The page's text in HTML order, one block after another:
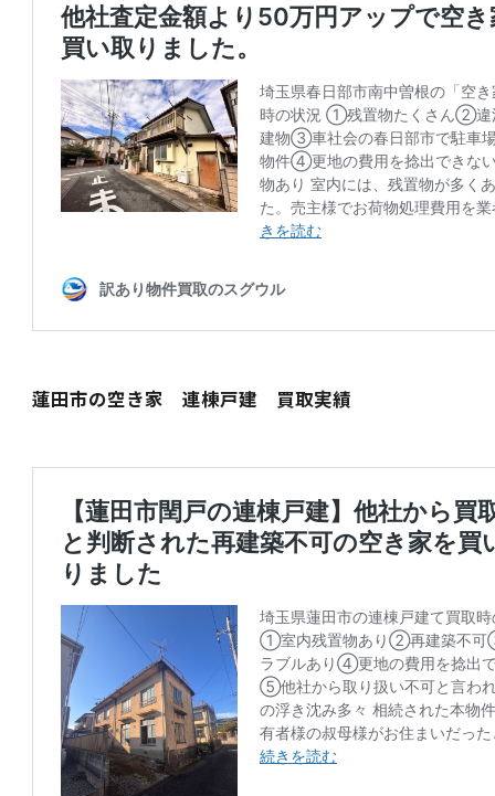
蓮田市の空き家 連棟戸建 買取実績